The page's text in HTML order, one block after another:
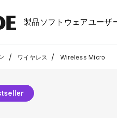
製品 ソフトウェアユーザ
/ ワイヤレス / Wireless Micro